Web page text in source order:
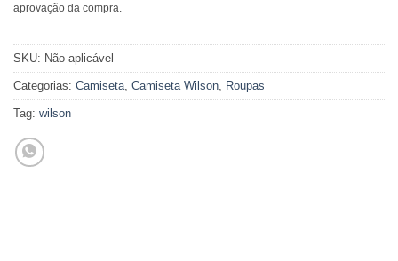
aprovação da compra.
SKU: Não aplicável
Categorias: Camiseta Camiseta Wilson Roupas
Tag: wilson